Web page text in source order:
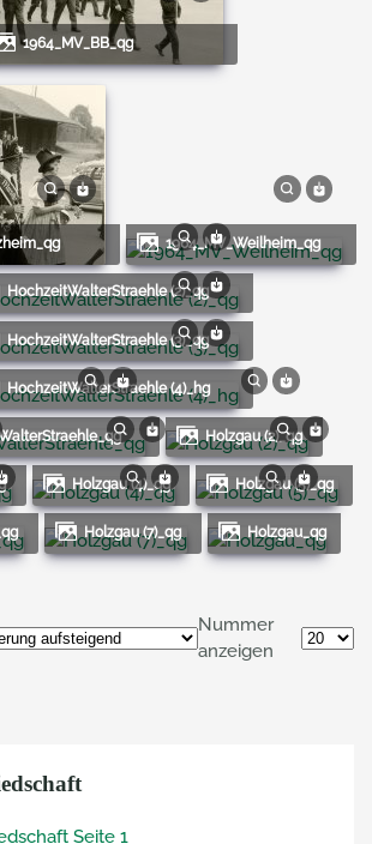
1964_MV_BB_qg
1964_MV_Weilheim_qg
HochzeitWalterStraehle (2)_qg
HochzeitWalterStraehle (3)_qg
HochzeitWalterStraehle (4)_hg
Holzgau (2)_qg
Holzgau (4)_qg Holzgau (5)_qg
Holzgau (7)_qg Holzgau_qg
Nummer
anzeigen